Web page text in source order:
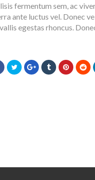
fermentum sem, ac
ante luctus vel. Donec
egestas rhoncus.